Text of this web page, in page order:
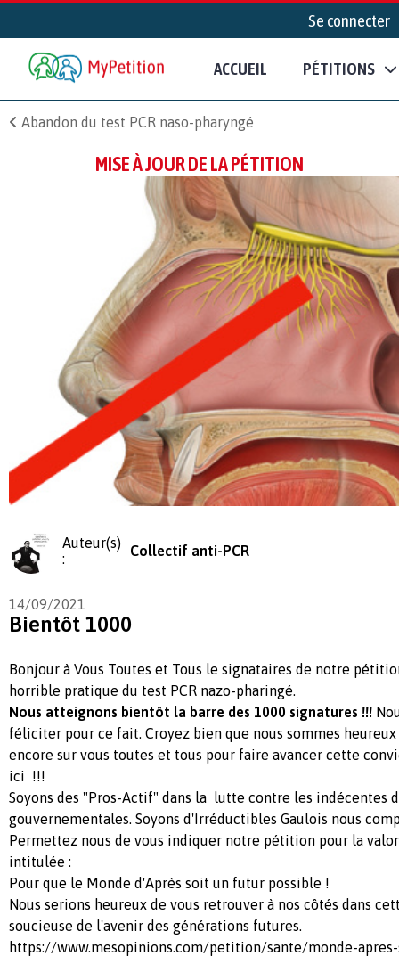
Se connecter
ACCUEIL PÉTITIONS
Abandon du test PCR naso-pharyngé
MISE À JOUR DE LA PÉTITION
Auteur(s)
:
Collectif anti-PCR
14/09/2021
Bientôt 1000
Bonjour à Vous Toutes et Tous le signataires de notre
horrible pratique du test PCR nazo-pharingé.
Nous atteignons bientôt la barre des 1000 signatures !!!
féliciter pour ce fait. Croyez bien que nous sommes
encore sur vous toutes et tous pour faire avancer cette
ici !!!
Soyons des "Pros-Actif" dans la lutte contre les indécentes
gouvernementales. Soyons d'Irréductibles Gaulois nous
Permettez nous de vous indiquer notre pétition pour la
intitulée :
Pour que le Monde d'Après soit un futur possible !
Nous serions heureux de vous retrouver à nos côtés dans
soucieuse de l'avenir des générations futures.
https://www.mesopinions.com/petition/sante/monde-